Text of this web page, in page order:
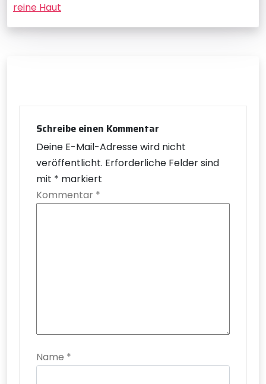
reine Haut
Schreibe einen Kommentar
Deine E-Mail-Adresse wird nicht
veröffentlicht. Erforderliche Felder sind
mit * markiert
Kommentar *
Name *